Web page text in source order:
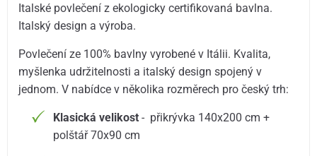
Italské povlečení z ekologicky certifikovaná bavlna.
Italský design a výroba.
Povlečení ze 100% bavlny vyrobené v Itálii. Kvalita,
myšlenka udržitelnosti a italský design spojený v
jednom. V nabídce v několika rozměrech pro český trh:
Klasická velikost - přikrývka 140x200 cm +
polštář 70x90 cm